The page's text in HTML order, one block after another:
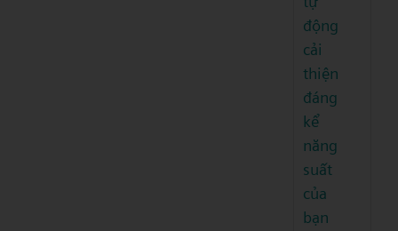
động
cải
thiện
đáng
kể
năng
suất
của
bạn